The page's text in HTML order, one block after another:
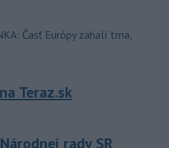
Časť Európy zahalí tma,
Teraz.sk
rady SR